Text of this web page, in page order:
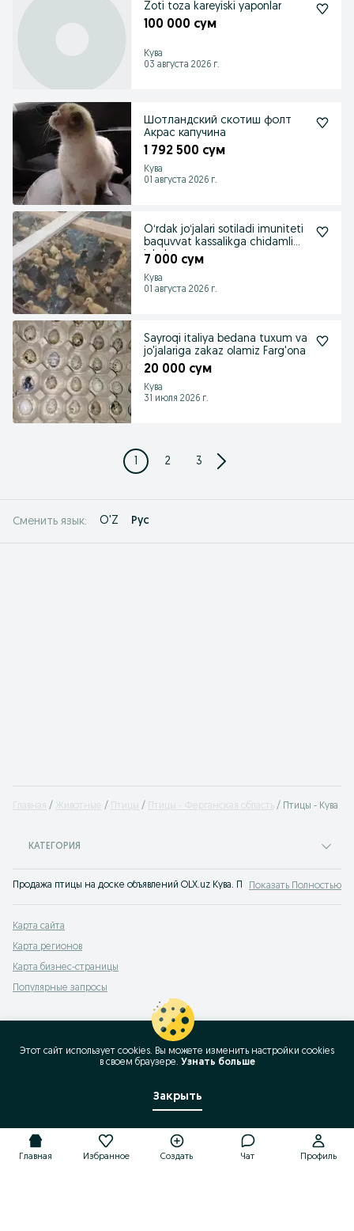
Zoti toza kareyiski yaponlar
100 000 сум
Кува
03 августа 2026 г.
Шотландский скотиш фолт
Акрас капучина
1 792 500 сум
Кува
01 августа 2026 г.
Oʻrdak joʻjalari sotiladi imuniteti
baquvvat kassalikga chidamli
inkub
7 000 сум
Кува
01 августа 2026 г.
Sayroqi italiya bedana tuxum va
jo'jalariga zakaz olamiz Farg'ona
20 000 сум
Кува
31 июля 2026 г.
1 2 3
Сменить язык: O'Z Рус
Главная Животные Птицы Птицы - Ферганская область Птицы - Кува
КАТЕГОРИЯ
Продажа птицы на доске объявлений OLX.uz Кува. Покупайте птенцов на
Показать Полностью
Карта сайта
Карта регионов
Карта бизнес-страницы
Популярные запросы
Главная Избранное Создать Чат Профиль
Этот сайт использует cookies. Вы можете изменить настройки cookies
в своeм браузере. Узнать больше
Закрыть